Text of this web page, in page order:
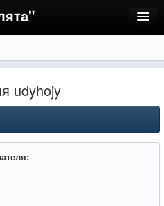
udyhojy